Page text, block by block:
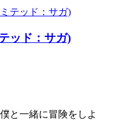
ッド：サガ)
と一緒に冒険をしよ